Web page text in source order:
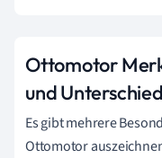
Ottomotor
und
Es gibt mehrere
Ottomotor